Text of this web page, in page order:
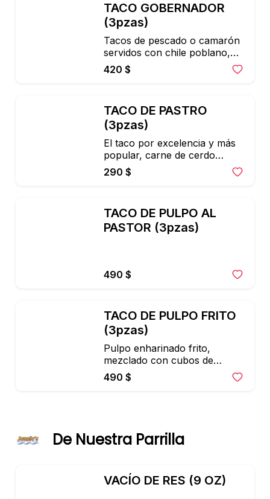
TACO GOBERNADOR
(3pzas)
Tacos de pescado o camarón
servidos con chile poblano,
cebolla, jitomate, philadelphia
con chipotle mezclado con
420 $
TACO DE PASTRO
(3pzas)
El taco por excelencia y más
popular, carne de cerdo
con el marinado de la casa,
acompañados con piña
290 $
TACO DE PULPO AL
PASTOR (3pzas)
490 $
TACO DE PULPO FRITO
(3pzas)
Pulpo enharinado frito,
mezclado con cubos de
aguacate pico de gallo
mezclado con jugo de limón.
490 $
De Nuestra Parrilla
VACÍO DE RES (9 OZ)